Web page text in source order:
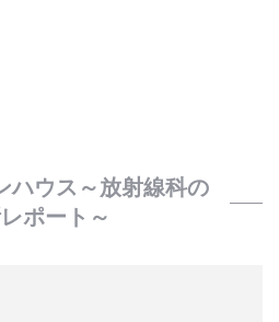
ハウス～放射線科の
ポート～